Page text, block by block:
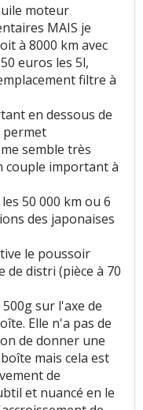
moteur
MAIS je
à 8000 km avec
euros les 5l,
filtre à
en dessous de
permet
semble très
couple important à
50 000 km ou 6
des japonaises
le poussoir
de distri (pièce à 70
sur l'axe de
Elle n'a pas de
de donner une
mais cela est
de
et nuancé en le